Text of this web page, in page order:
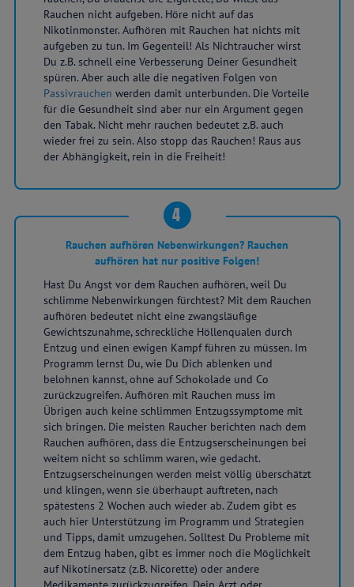
Rauchen nicht aufgeben. Höre nicht auf das
Nikotinmonster. Aufhören mit Rauchen hat nichts mit
aufgeben zu tun. Im Gegenteil! Als Nichtraucher wirst
Du z.B. schnell eine Verbesserung Deiner Gesundheit
spüren. Aber auch alle die negativen Folgen von
Passivrauchen werden damit unterbunden. Die Vorteile
für die Gesundheit sind aber nur ein Argument gegen
den Tabak. Nicht mehr rauchen bedeutet z.B. auch
wieder frei zu sein. Also stopp das Rauchen! Raus aus
der Abhängigkeit, rein in die Freiheit!
4
Rauchen aufhören Nebenwirkungen? Rauchen
aufhören hat nur positive Folgen!
Hast Du Angst vor dem Rauchen aufhören, weil Du
schlimme Nebenwirkungen fürchtest? Mit dem Rauchen
aufhören bedeutet nicht eine zwangsläufige
Gewichtszunahme, schreckliche Höllenqualen durch
Entzug und einen ewigen Kampf führen zu müssen. Im
Programm lernst Du, wie Du Dich ablenken und
belohnen kannst, ohne auf Schokolade und Co
zurückzugreifen. Aufhören mit Rauchen muss im
Übrigen auch keine schlimmen Entzugssymptome mit
sich bringen. Die meisten Raucher berichten nach dem
Rauchen aufhören, dass die Entzugserscheinungen bei
weitem nicht so schlimm waren, wie gedacht.
Entzugserscheinungen werden meist völlig überschätzt
und klingen, wenn sie überhaupt auftreten, nach
spätestens 2 Wochen auch wieder ab. Zudem gibt es
auch hier Unterstützung im Programm und Strategien
und Tipps, damit umzugehen. Solltest Du Probleme mit
dem Entzug haben, gibt es immer noch die Möglichkeit
auf Nikotinersatz (z.B. Nicorette) oder andere